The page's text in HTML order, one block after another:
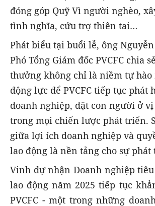
đóng góp Quỹ Vì người nghèo,
tình nghĩa, cứu trợ thiên tai…
Phát biểu tại buổi lễ, ông
Phó Tổng Giám đốc PVCFC chia
thưởng không chỉ là niềm tự hào
động lực để PVCFC tiếp tục phát
doanh nghiệp, đặt con người ở
trong mọi chiến lược phát triển.
giữa lợi ích doanh nghiệp và
lao động là nền tảng cho sự
Vinh dự nhận Doanh nghiệp
lao động năm 2025 tiếp tục
PVCFC - một trong những